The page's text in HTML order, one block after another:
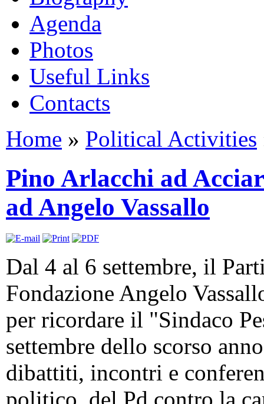
Agenda
Photos
Useful Links
Contacts
Home » Political Activities
Pino Arlacchi ad
ad Angelo Vassallo
Dal 4 al 6 settembre, il
Fondazione Angelo
per ricordare il "Sindaco
settembre dello scorso
dibattiti, incontri e
politico del Pd contro la